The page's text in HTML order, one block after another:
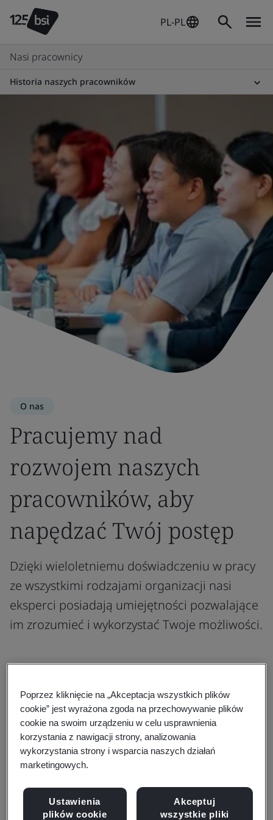
PL-PL
Nasi pracownicy
Historia naszych pracowników
O nas
Pracujemy nad
rozwojem naszych
pracowników, aby
napędzać Twój postęp
Dzięki wieloletniemu doświadczeniu w pracy
ze wszystkimi rodzajami organizacji nasi
eksperci posiadają umiejętności pozwalające
im zrozumieć i wykorzystać Twoje możliwości.
Zatrudniamy najlepszych ekspertów i
nieustannie ich szkolimy, aby
przyspieszyć innowacje i możliwości
Gdy podejmiesz z nami współpracę w celu
usprawnienia swojej organizacji, nasi
Poprzez kliknięcie na „Akceptacja wszystkich plików
cookie” jest wyrażona zgoda na przechowywanie plików
cookie na swoim urządzeniu w celu usprawnienia
korzystania z nawigacji strony, analizowania
wykorzystania strony i wsparcia naszych działań
marketingowych.
Ustawienia
plików cookie
Akceptuj
wszystkie pliki